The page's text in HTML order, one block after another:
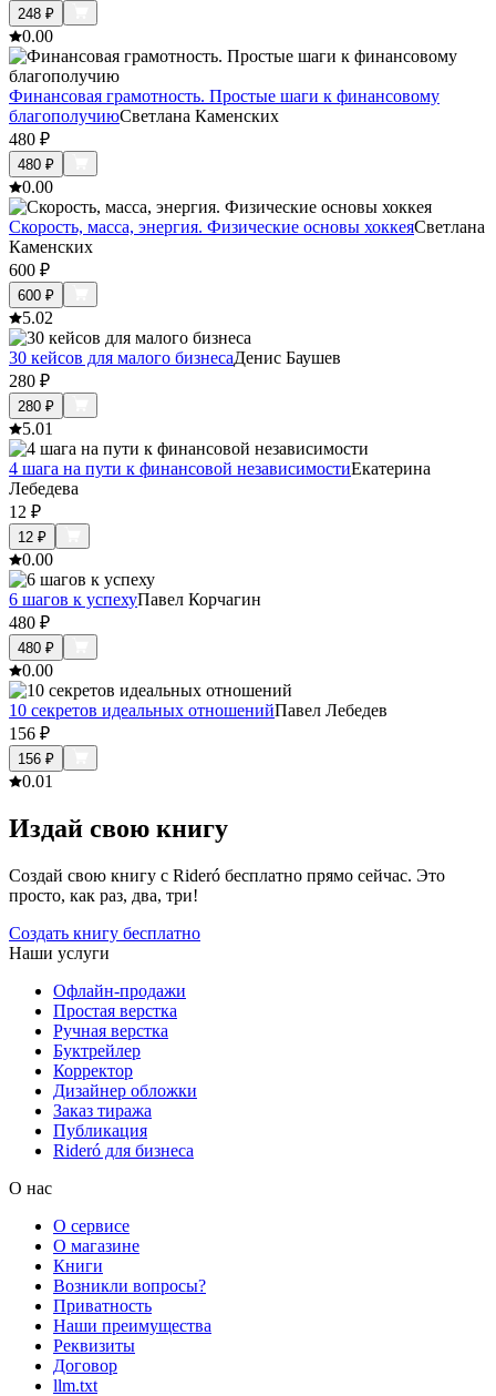
248 ₽
0.00
Финансовая грамотность. Простые шаги к финансовому
благополучиюСветлана Каменских
480 ₽
480 ₽
0.00
Скорость, масса, энергия. Физические основы хоккеяСветлана
Каменских
600 ₽
600 ₽
5.02
30 кейсов для малого бизнесаДенис Баушев
280 ₽
280 ₽
5.01
4 шага на пути к финансовой независимостиЕкатерина
Лебедева
12 ₽
12 ₽
0.00
6 шагов к успехуПавел Корчагин
480 ₽
480 ₽
0.00
10 секретов идеальных отношенийПавел Лебедев
156 ₽
156 ₽
0.01
Издай свою книгу
Создай свою книгу с Rideró бесплатно прямо сейчас. Это
просто, как раз, два, три!
Создать книгу бесплатно
Наши услуги
Офлайн-продажи
Простая верстка
Ручная верстка
Буктрейлер
Корректор
Дизайнер обложки
Заказ тиража
Публикация
Rideró для бизнеса
О нас
О сервисе
О магазине
Книги
Возникли вопросы?
Приватность
Наши преимущества
Реквизиты
Договор
llm.txt